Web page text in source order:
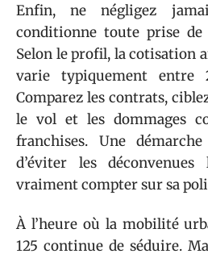
Enfin, ne négligez
conditionne toute prise
Selon le profil, la cotisation
varie typiquement entre
Comparez les contrats,
le vol et les dommages
franchises. Une
d’éviter les
vraiment compter sur sa
À l’heure où la mobilité
125 continue de séduire.